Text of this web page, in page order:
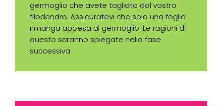
germoglio che avete tagliato dal vostro
filodendro. Assicuratevi che solo una foglia
rimanga appesa al germoglio. Le ragioni di
questo saranno spiegate nella fase
successiva.